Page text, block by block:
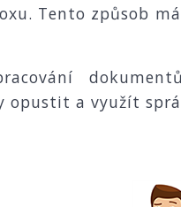
Tento způsob
opustit a využít